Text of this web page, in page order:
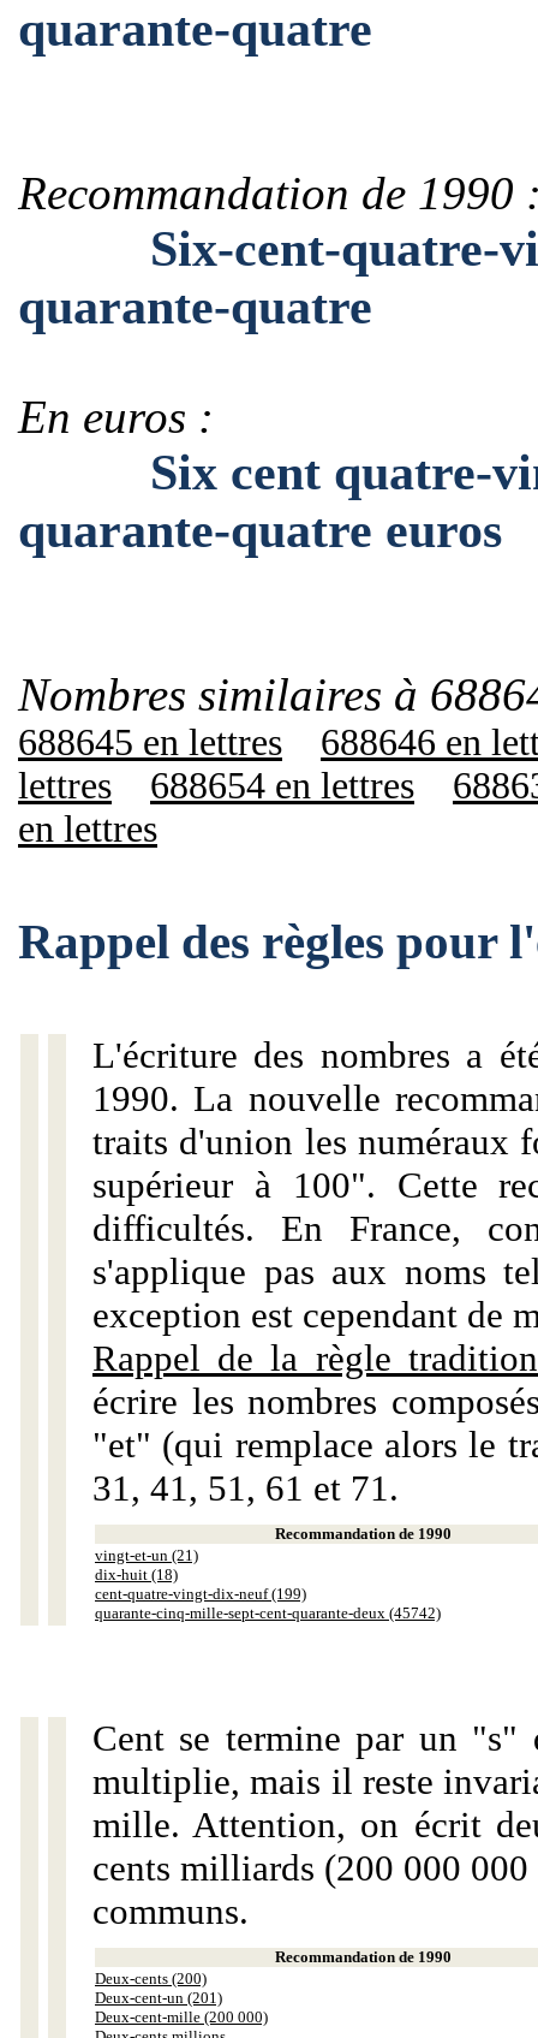
quarante-quatre
Recommandation de 1990
Six-cent-quatre-
quarante-quatre
En euros :
Six cent quatre-
quarante-quatre euros
Nombres similaires à
688645 en lettres
688646 en
lettres
688654 en lettres
en lettres
Rappel des règles pour
L'écriture des nombres a
1990. La nouvelle
traits d'union les numéraux
supérieur à 100". Cette
difficultés. En France,
s'applique pas aux noms
exception est cependant de
Rappel de la règle
écrire les nombres
"et" (qui remplace alors le
31, 41, 51, 61 et 71.
Recommandation de 1990
vingt-et-un (21)
dix-huit (18)
cent-quatre-vingt-dix-neuf (199)
quarante-cinq-mille-sept-cent-quarante-deux (45742)
Cent se termine par un "s"
multiplie, mais il reste
mille. Attention, on écrit
cents milliards (200 000
communs.
Recommandation de 1990
Deux-cents (200)
Deux-cent-un (201)
Deux-cent-mille (200 000)